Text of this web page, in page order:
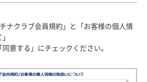
チナクラブ会員規約」と「お客様の個人情
意する」にチェックください。